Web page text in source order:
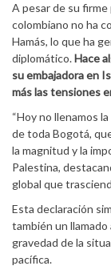
A pesar de su
colombiano no ha
Hamás, lo que ha
diplomático. Hace
su embajadora en
más las tensiones
“Hoy no llenamos
de toda Bogotá,
la magnitud y la
Palestina,
global que
Esta declaración
también un
gravedad de la
pacífica.